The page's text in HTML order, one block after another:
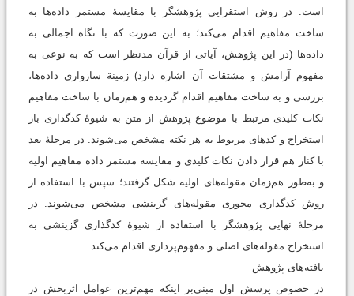
است. در روش استقرایی پژوهشگر با مقایسۀ مستمر داده‌ها به
ساخت مفاهیم اقدام می‌کند؛ به ‌این صورت که با نگاه اجمالی به
داده‌ها (در این پژوهش، آیاتی از قرآن مدنظر است که به نوعی به
مفهوم آرامش و مشتقات آن اشاره دارد) زمینة سازواری داده‌ها،
بررسی و به ساخت مفاهیم اقدام گردیده و هم‌زمان با ساخت مفاهیم
نکات کلیدی مرتبط با موضوع پژوهش از متن به شیوۀ کدگذاری باز
استخراج و کدهای مربوط به هر نکته مشخص می‌شوند. در مرحلۀ بعد
با کنار هم قرار دادن نکات کلیدی و مقایسة مستمر دادة مفاهیم اولیه
و به‌طور هم‌زمان مقوله‌های اولیه شکل گرفتند؛ سپس با استفاده از
روش کدگذاری محوری مقوله‌های گزینشی مشخص می‌شوند. در
مرحلۀ نهایی پژوهشگر با استفاده از شیوۀ کدگذاری گزینشی به
استخراج مقوله‌های اصلی و مفهوم‌پردازی اقدام می‌کند.
یافته‌های پژوهش
در خصوص پرسش اول مبنی‌بر اینکه مهم‌ترین عوامل اثربخش در